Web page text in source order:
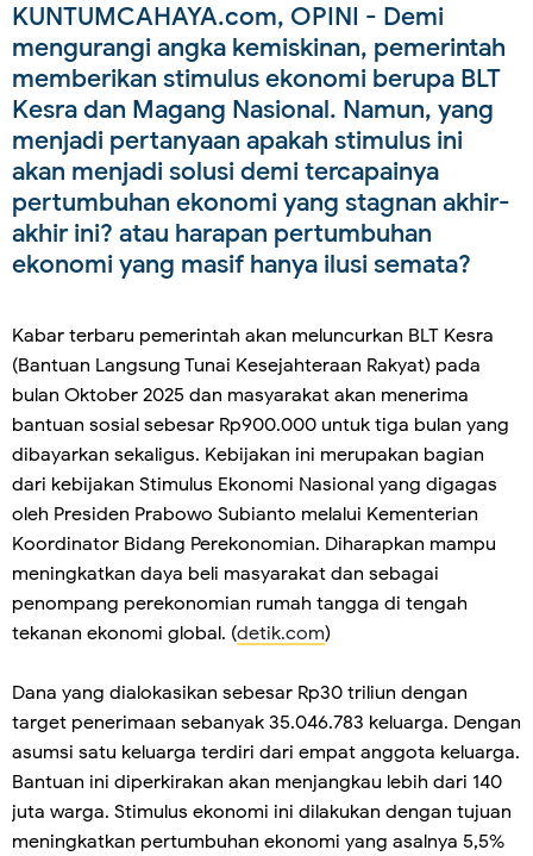
KUNTUMCAHAYA.com, OPINI - Demi
mengurangi angka kemiskinan, pemerintah
memberikan stimulus ekonomi berupa BLT
Kesra dan Magang Nasional. Namun, yang
menjadi pertanyaan apakah stimulus ini
akan menjadi solusi demi tercapainya
pertumbuhan ekonomi yang stagnan akhir-
akhir ini? atau harapan pertumbuhan
ekonomi yang masif hanya ilusi semata?
Kabar terbaru pemerintah akan meluncurkan BLT Kesra
(Bantuan Langsung Tunai Kesejahteraan Rakyat) pada
bulan Oktober 2025 dan masyarakat akan menerima
bantuan sosial sebesar Rp900.000 untuk tiga bulan yang
dibayarkan sekaligus. Kebijakan ini merupakan bagian
dari kebijakan Stimulus Ekonomi Nasional yang digagas
oleh Presiden Prabowo Subianto melalui Kementerian
Koordinator Bidang Perekonomian. Diharapkan mampu
meningkatkan daya beli masyarakat dan sebagai
penompang perekonomian rumah tangga di tengah
tekanan ekonomi global. (detik.com)
Dana yang dialokasikan sebesar Rp30 triliun dengan
target penerimaan sebanyak 35.046.783 keluarga. Dengan
asumsi satu keluarga terdiri dari empat anggota keluarga.
Bantuan ini diperkirakan akan menjangkau lebih dari 140
juta warga. Stimulus ekonomi ini dilakukan dengan tujuan
meningkatkan pertumbuhan ekonomi yang asalnya 5,5%